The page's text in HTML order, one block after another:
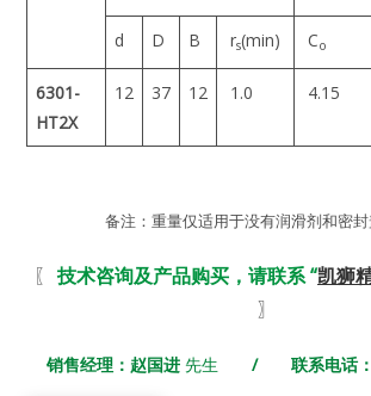
d D B rs(min) Co
6301-
HT2X
12 37 12 1.0 4.15
备注：重量仅适用于没有润滑剂和密
〖 技术咨询及产品购买，请联系 “凯狮
〗
销售经理：赵国进 先生 / 联系电话：